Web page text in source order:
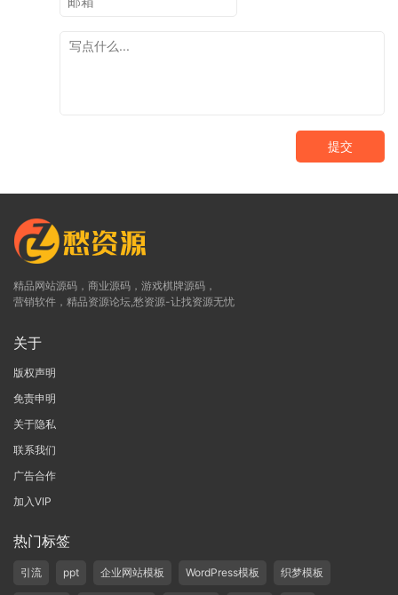
提交
精品网站源码，商业源码，游戏棋牌源码，
营销软件，精品资源论坛,愁资源-让找资源无忧
关于
版权声明
免责申明
关于隐私
联系我们
广告合作
加入VIP
热门标签
引流 ppt 企业网站模板 WordPress模板 织梦模板